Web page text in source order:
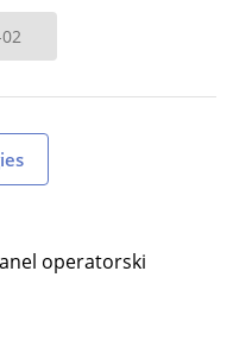
operatorski